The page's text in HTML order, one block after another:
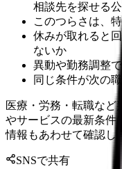
相談先を探せる
このつらさは、
休みが取れると
ないか
異動や勤務調整
同じ条件が次の
医療・労務・転職など
やサービスの最新条件
情報もあわせて確認し
SNSで共有